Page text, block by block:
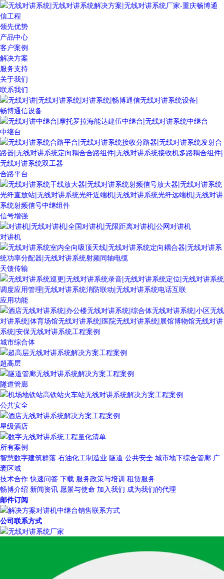
领先优势
产品中心
客户案例
解决方案
服务支持
关于我们
联系我们
畅博通信设备
中继台
合路平台
信号增强
对讲机
天馈传输
应用功能
城市综合体
超高层
隧道管廊
公共安全
星级酒店
所有案例
智慧数字建筑群落 石油化工制造业 隧道 公共安全 城市地下综合管廊 广
袤区域
技术合作 快速问答 下载 服务政策与培训 租赁服务
畅博介绍 新闻资讯 愿景与使命 加入我们 成为我们的代理
邮件订阅
公司联系方式